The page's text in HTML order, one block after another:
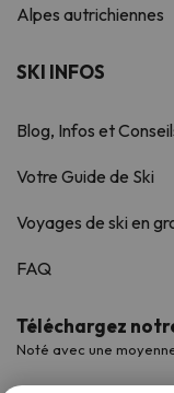
Alpes autrichiennes
SKI INFOS
Blog, Infos et
Votre Guide de Ski
Voyages de ski en
FAQ
Téléchargez
Noté avec une